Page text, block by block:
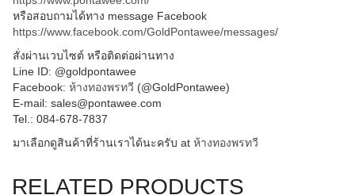
หรือสอบถามได้ทาง message Facebook
https://www.facebook.com/GoldPontawee/messages/
สั่งผ่านเวบไซต์ หรือติดต่อผ่านทาง
Line ID: @goldpontawee
Facebook:ห้างทองพรทวี(@GoldPontawee)
E-mail: sales@pontawee.com
Tel.: 084-678-7837
มาเลือกดูสินค้าที่ร้านเราได้นะครับ at
ห้างทองพรทวี
RELATED PRODUCTS